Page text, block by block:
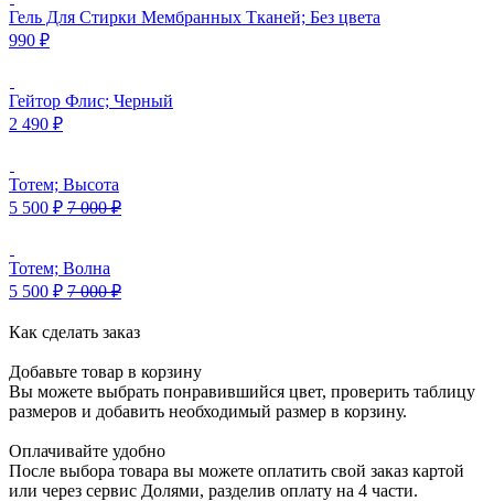
Гель Для Стирки Мембранных Тканей; Без цвета
990 ₽
Гейтор Флис; Черный
2 490 ₽
Тотем; Высота
5 500 ₽ 7 000₽
Тотем; Волна
5 500 ₽ 7 000₽
Как сделать заказ
Добавьте товар в корзину
Вы можете выбрать понравившийся цвет, проверить таблицу
размеров и добавить необходимый размер в корзину.
Оплачивайте удобно
После выбора товара вы можете оплатить свой заказ картой
или через сервис Долями, разделив оплату на 4 части.